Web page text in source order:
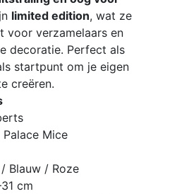
limited edition, wat ze
voor verzamelaars en
decoratie. Perfect als
startpunt om je eigen
creëren.
Palace Mice
Blauw / Roze
cm